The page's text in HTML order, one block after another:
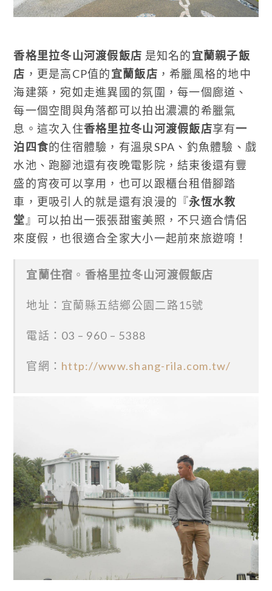
香格里拉冬山河渡假飯店 是知名的宜蘭親子飯
店 ，更是高CP值的宜蘭飯店 ，希臘風格的地中
海建築，宛如走進異國的氛圍，每一個廊道、
每一個空間與角落都可以拍出濃濃的希臘氣
息。這次入住香格里拉冬山河渡假飯店享有一
泊四食的住宿體驗，有溫泉SPA、釣魚體驗、戲
水池、跑腳池還有夜晚電影院，結束後還有豐
盛的宵夜可以享用，也可以跟櫃台租借腳踏
車，更吸引人的就是還有浪漫的『永恆水教
堂 』可以拍出一張張甜蜜美照，不只適合情侶
來度假，也很適合全家大小一起前來旅遊唷！
宜蘭住宿 。 香格里拉冬山河渡假飯店
地址：宜蘭縣五結鄉公園二路15號
電話：03 – 960 – 5388
官網： http://www.shang-rila.com.tw/